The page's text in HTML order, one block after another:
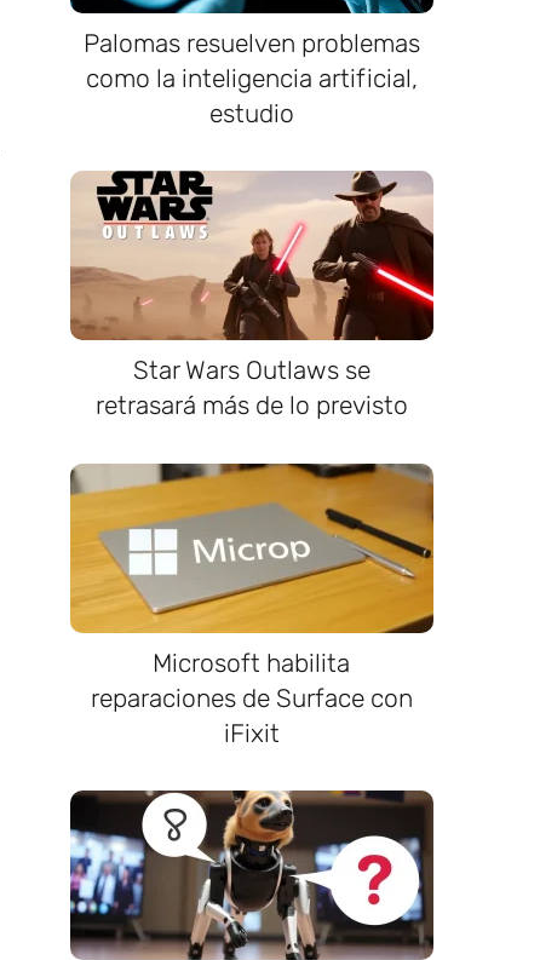
Palomas resuelven problemas
como la inteligencia artificial,
estudio
Star Wars Outlaws se
retrasará más de lo previsto
Microsoft habilita
reparaciones de Surface con
iFixit